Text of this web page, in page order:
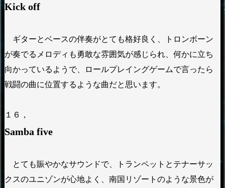
Kick off
ギターとベースの伴奏がとても格好良く、トロンボーン
が奏でるメロディも勇敢な雰囲気が感じられ、何かに立ち
向かっているようで、ロールプレイングゲームで言ったら
戦闘の曲に位置するような曲だと思います。
１６，
Samba five
とても賑やかなサウンドで、トランペットとテナーサッ
クスのユニゾンが心地よく、南国リゾートのような景色が